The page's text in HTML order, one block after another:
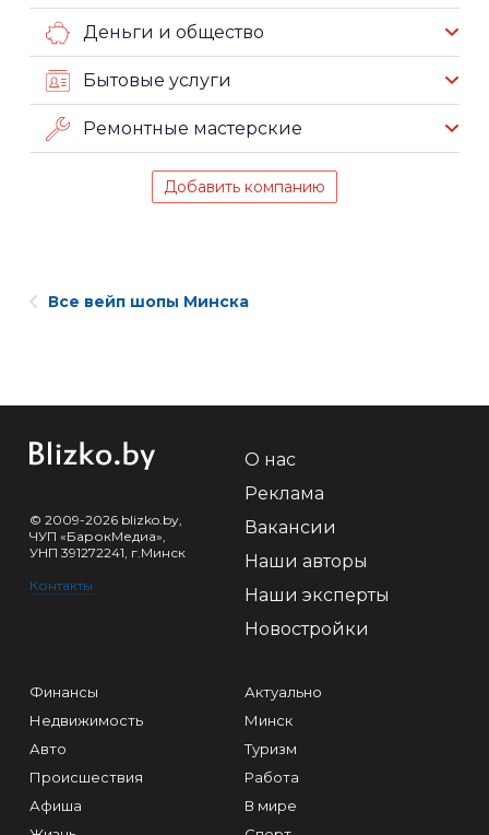
Деньги и общество
Бытовые услуги
Ремонтные мастерские
Добавить компанию
Все вейп шопы Минска
© 2009-2026 blizko.by,
ЧУП «БарокМедиа»,
УНП 391272241, г.Минск
Контакты
О нас
Реклама
Вакансии
Наши авторы
Наши эксперты
Новостройки
Финансы
Недвижимость
Авто
Происшествия
Афиша
Актуально
Минск
Туризм
Работа
В мире